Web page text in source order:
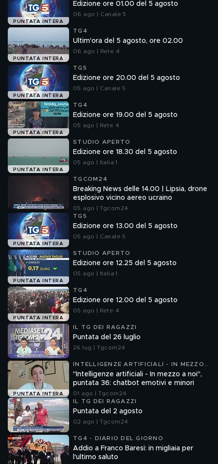
PUNTATA INTERA
Edizione ore 01.00 del 5 agosto
06 ago | Canale 5
PUNTATA INTERA
TG4
Ultim'ora del 5 agosto, ore 02.00
06 ago | Rete 4
PUNTATA INTERA
TG5
Edizione ore 20.00 del 5 agosto
05 ago | Canale 5
PUNTATA INTERA
TG4
Edizione ore 19.00 del 5 agosto
05 ago | Rete 4
PUNTATA INTERA
STUDIO APERTO
Edizione ore 18.30 del 5 agosto
05 ago | Italia 1
TGCOM24
Breaking News delle 14.00 | Lipsia, drone
esplosivo vicino aereo ucraino
05 ago | Tgcom24
PUNTATA INTERA
TG5
Edizione ore 13.00 del 5 agosto
05 ago | Canale 5
PUNTATA INTERA
STUDIO APERTO
Edizione ore 12.25 del 5 agosto
05 ago | Italia 1
PUNTATA INTERA
TG4
Edizione ore 12.00 del 5 agosto
05 ago | Rete 4
IL TG DEI RAGAZZI
Puntata del 26 luglio
26 lug | Tgcom24
PUNTATA INTERA
INTELLIGENZE ARTIFICIALI - IN MEZZO
A NOI
"Intelligenze artificiali - In mezzo a noi",
puntata 36: chatbot emotivi e minori
01 ago | Tgcom24
IL TG DEI RAGAZZI
Puntata del 2 agosto
02 ago | Tgcom24
TG4 - DIARIO DEL GIORNO
Addio a Franco Baresi: in migliaia per
l'ultimo saluto